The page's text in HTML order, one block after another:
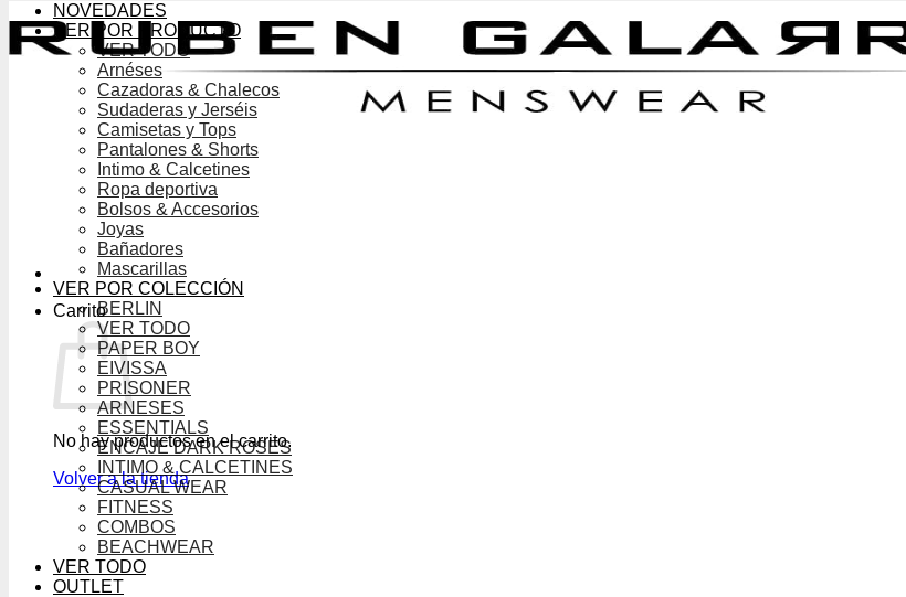
Carrito
No hay productos en el carrito.
Volver a la tienda
NOVEDADES
VER POR PRODUCTO
VER TODO
Arnéses
Cazadoras & Chalecos
Sudaderas y Jerséis
Camisetas y Tops
Pantalones & Shorts
Intimo & Calcetines
Ropa deportiva
Bolsos & Accesorios
Joyas
Bañadores
Mascarillas
VER POR COLECCIÓN
BERLIN
VER TODO
PAPER BOY
EIVISSA
PRISONER
ARNESES
ESSENTIALS
ENCAJE DARK ROSES
INTIMO & CALCETINES
CASUAL WEAR
FITNESS
COMBOS
BEACHWEAR
VER TODO
OUTLET